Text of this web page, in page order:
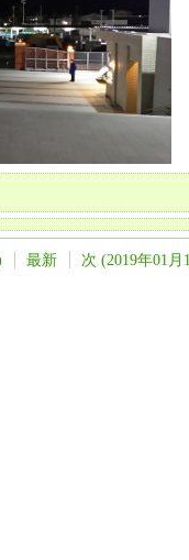
最新 次 (2019年01月